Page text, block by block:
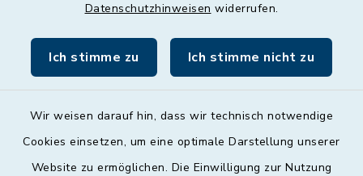
Datenschutzhinweisen widerrufen.
Ich stimme zu Ich stimme nicht zu
Wir weisen darauf hin, dass wir technisch notwendige
Cookies einsetzen, um eine optimale Darstellung unserer
Website zu ermöglichen. Die Einwilligung zur Nutzung
09:00 - 12:00 Uhr